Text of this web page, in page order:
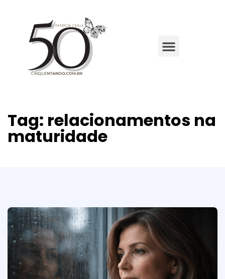
Tag: relacionamentos na
maturidade